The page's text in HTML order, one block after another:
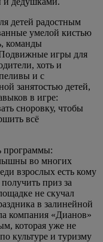
детей радостным
умелой кистью
команды
игры для
хоть и
и с
занятостью детей,
в игре:
сноровку, чтобы
всё
программы:
во многих
взрослых есть кому
приз за
не скучал
в залинейной
компания «Дианов»
которая уже не
культуре и туризму